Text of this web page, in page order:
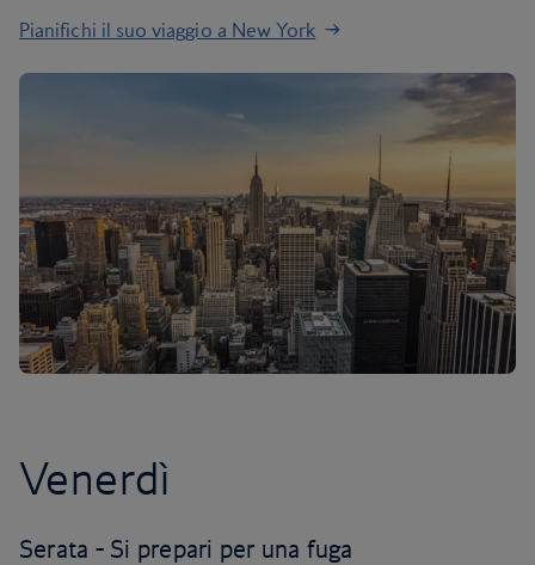
Pianifichi il suo viaggio a New York
Venerdì
Serata - Si prepari per una fuga